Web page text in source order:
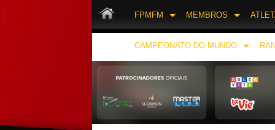
FPMFM MEMBROS
CAMPEONATO DO MUNDO